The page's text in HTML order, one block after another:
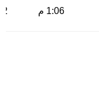
1:06 م